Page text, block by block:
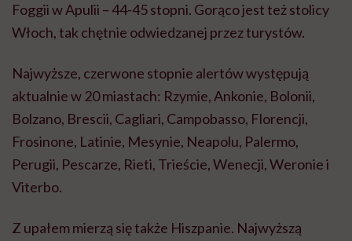
Foggii w Apulii – 44-45 stopni. Gorąco jest też stolicy
Włoch, tak chętnie odwiedzanej przez turystów.
Najwyższe, czerwone stopnie alertów występują
aktualnie w 20 miastach: Rzymie, Ankonie, Bolonii,
Bolzano, Brescii, Cagliari, Campobasso, Florencji,
Frosinone, Latinie, Mesynie, Neapolu, Palermo,
Perugii, Pescarze, Rieti, Trieście, Wenecji, Weronie i
Viterbo.
Z upałem mierzą się także Hiszpanie. Najwyższą